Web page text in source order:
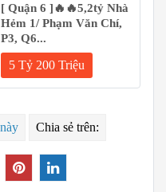
[ Quận 6 ]🔥🔥5,2tỷ Nhà
Hẻm 1/ Phạm Văn Chí,
P3, Q6...
5 Tỷ 200 Triệu
Chia sẻ trên: